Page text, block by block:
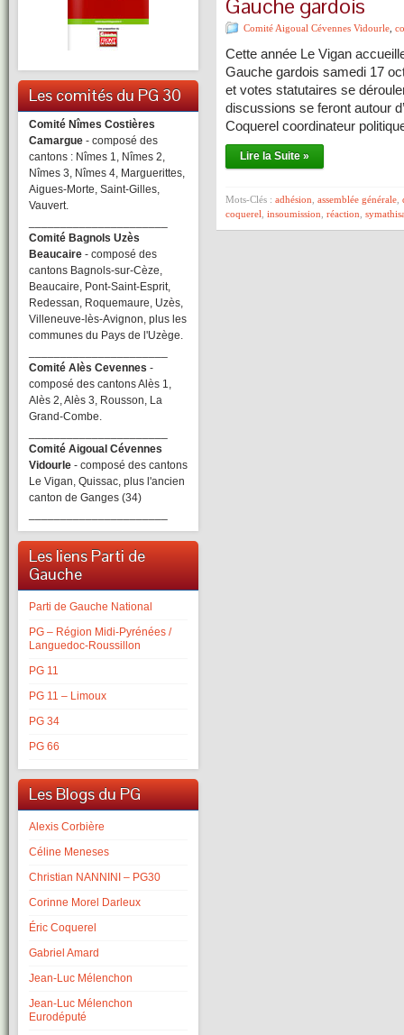
Les comités du PG 30
Comité Nîmes Costières
Camargue - composé des
cantons : Nîmes 1, Nîmes 2,
Nîmes 3, Nîmes 4, Marguerittes,
Aigues-Morte, Saint-Gilles,
Vauvert.
Comité Bagnols Uzès
Beaucaire - composé des
cantons Bagnols-sur-Cèze,
Beaucaire, Pont-Saint-Esprit,
Redessan, Roquemaure, Uzès,
Villeneuve-lès-Avignon, plus les
communes du Pays de l'Uzège.
Comité Alès Cevennes -
composé des cantons Alès 1,
Alès 2, Alès 3, Rousson, La
Grand-Combe.
Comité Aigoual Cévennes
Vidourle - composé des cantons
Le Vigan, Quissac, plus l'ancien
canton de Ganges (34)
Les liens Parti de
Gauche
Parti de Gauche National
PG – Région Midi-Pyrénées /
Languedoc-Roussillon
PG 11
PG 11 – Limoux
PG 34
PG 66
Les Blogs du PG
Alexis Corbière
Céline Meneses
Christian NANNINI – PG30
Corinne Morel Darleux
Éric Coquerel
Gabriel Amard
Jean-Luc Mélenchon
Jean-Luc Mélenchon
Eurodéputé
Gauche gardois
Comité Aigoual Cévennes Vidourle
Cette année Le Vigan
Gauche gardois samedi 17
et votes statutaires se
discussions se feront autour
Coquerel coordinateur
Lire la Suite »
Mots-Clés : adhésion assemblée générale
coquerel insoumission réaction